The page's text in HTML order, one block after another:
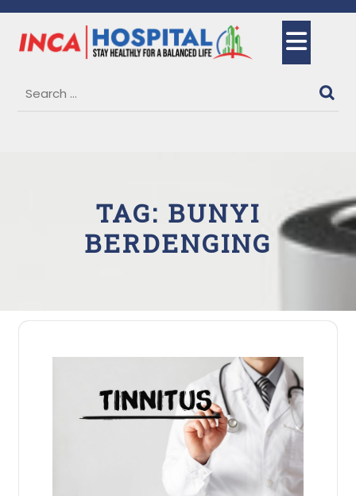
content
TAG: BUNYI
BERDENGING